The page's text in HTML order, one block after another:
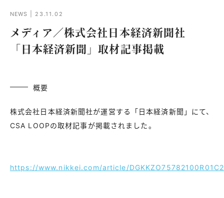
メディア／株式会社日本経済新聞社
「日本経済新聞」取材記事掲載
NEWS 23.11.02
概要
株式会社日本経済新聞社が運営する「日本経済新聞」にて、
CSA LOOPの取材記事が掲載されました。
https://www.nikkei.com/article/